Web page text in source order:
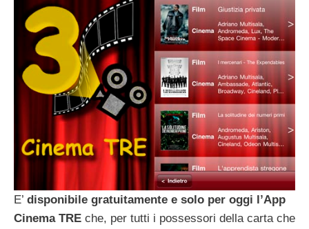
E’ disponibile gratuitamente e solo per oggi l’App
Cinema TRE che, per tutti i possessori della carta che